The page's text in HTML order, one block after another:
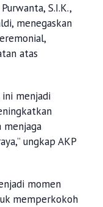
S.I.K.,
menegaskan
atas
menjadi
menjaga
ungkap AKP
momen
memperkokoh